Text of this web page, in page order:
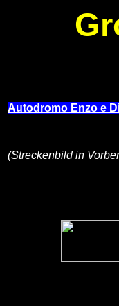
Autodromo Enzo e
(Streckenbild in